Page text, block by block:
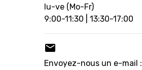
lu-ve (Mo-Fr)
9:00-11:30 | 13:30-17:00

Envoyez-nous un e-mail :